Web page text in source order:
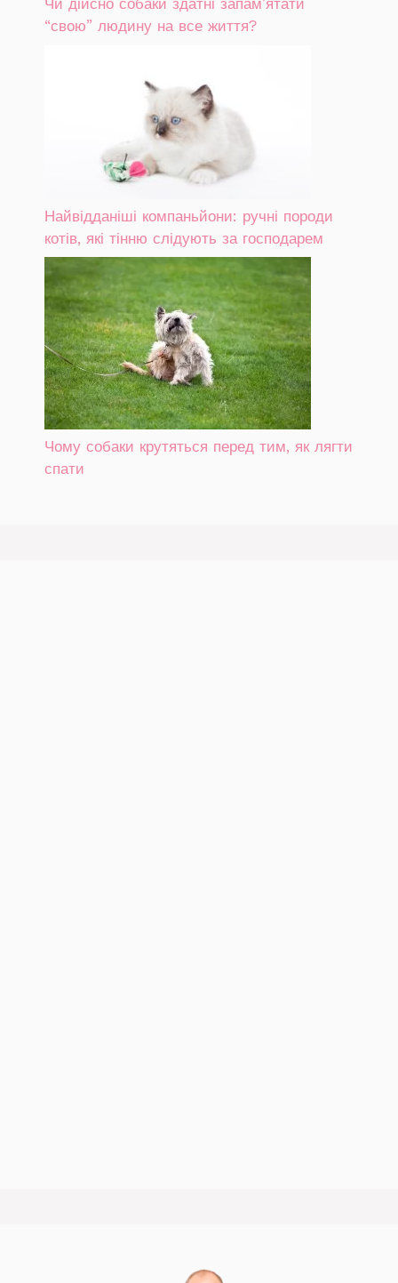
Чи дійсно собаки здатні запам’ятати
“свою” людину на все життя?
Найвідданіші компаньйони: ручні породи
котів, які тінню слідують за господарем
Чому собаки крутяться перед тим, як лягти
спати